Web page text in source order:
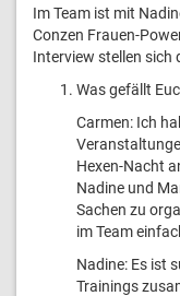
Im Team ist mit
Conzen Frauen-
Interview stellen sich
Was gefällt
Carmen: Ich
Hexen-Nacht
Nadine und
Sachen zu
im Team
Nadine: Es ist
Trainings